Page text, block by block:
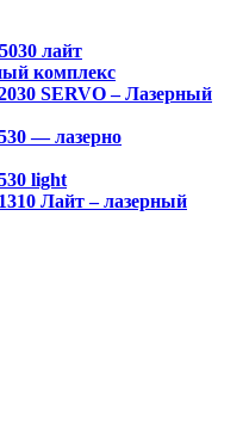
лайт
комплекс
SERVO – Лазерный
— лазерно
light
Лайт – лазерный